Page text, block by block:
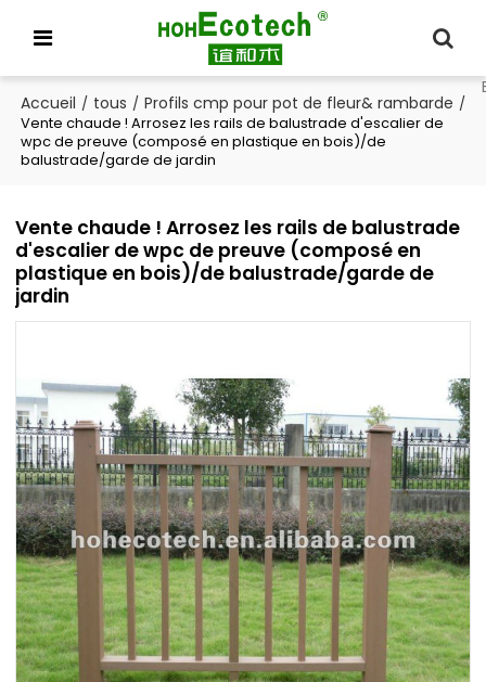
Accueil / tous / Profils cmp pour pot de fleur& rambarde /
Vente chaude ! Arrosez les rails de balustrade d'escalier de
wpc de preuve (composé en plastique en bois)/de
balustrade/garde de jardin
Vente chaude ! Arrosez les rails de balustrade
d'escalier de wpc de preuve (composé en
plastique en bois)/de balustrade/garde de
jardin